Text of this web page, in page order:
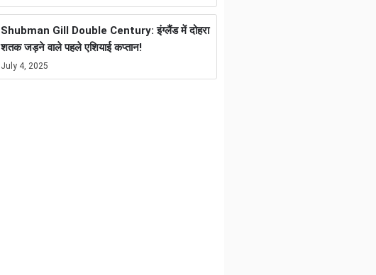
Shubman Gill Double Century: इंग्लैंड में दोहरा
शतक जड़ने वाले पहले एशियाई कप्तान!
July 4, 2025